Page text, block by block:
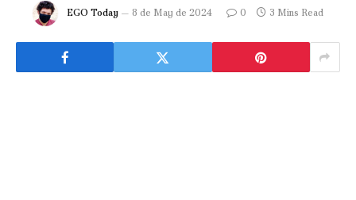
EGO Today 8 de May de 2024 0 3 Mins Read